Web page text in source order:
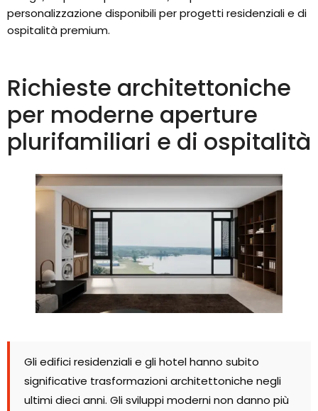
personalizzazione disponibili per progetti residenziali e di
ospitalità premium.
Richieste architettoniche
per moderne aperture
plurifamiliari e di ospitalità
Gli edifici residenziali e gli hotel hanno subito
significative trasformazioni architettoniche negli
ultimi dieci anni. Gli sviluppi moderni non danno più